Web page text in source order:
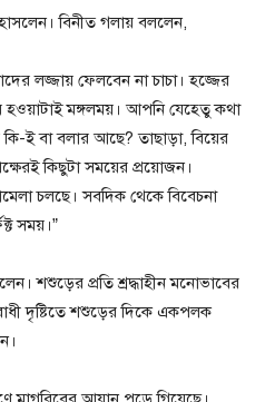
বিনীত গলায় বললেন,
লজ্জায় ফেলবেন না চাচা। হজ্জের
মঙ্গলময়। আপনি যেহেতু কথা
ই বা বলার আছে? তাছাড়া, বিয়ের
কিছুটা সময়ের প্রয়োজন।
চলছে। সবদিক থেকে বিবেচনা
সময়।”
শশুড়ের প্রতি শ্রদ্ধাহীন মনোভাবের
দৃষ্টিতে শশুড়ের দিকে একপলক